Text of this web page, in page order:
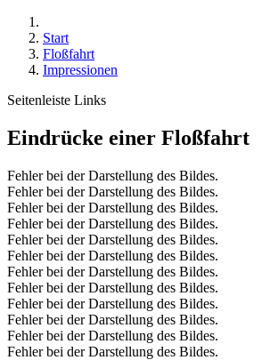
Start
Floßfahrt
Impressionen
Seitenleiste Links
Eindrücke einer Floßfahrt
Fehler bei der Darstellung des Bildes.
Fehler bei der Darstellung des Bildes.
Fehler bei der Darstellung des Bildes.
Fehler bei der Darstellung des Bildes.
Fehler bei der Darstellung des Bildes.
Fehler bei der Darstellung des Bildes.
Fehler bei der Darstellung des Bildes.
Fehler bei der Darstellung des Bildes.
Fehler bei der Darstellung des Bildes.
Fehler bei der Darstellung des Bildes.
Fehler bei der Darstellung des Bildes.
Fehler bei der Darstellung des Bildes.